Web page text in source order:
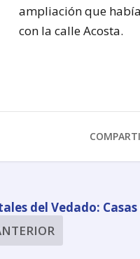
ampliación que
con la calle Acosta.
del Vedado: